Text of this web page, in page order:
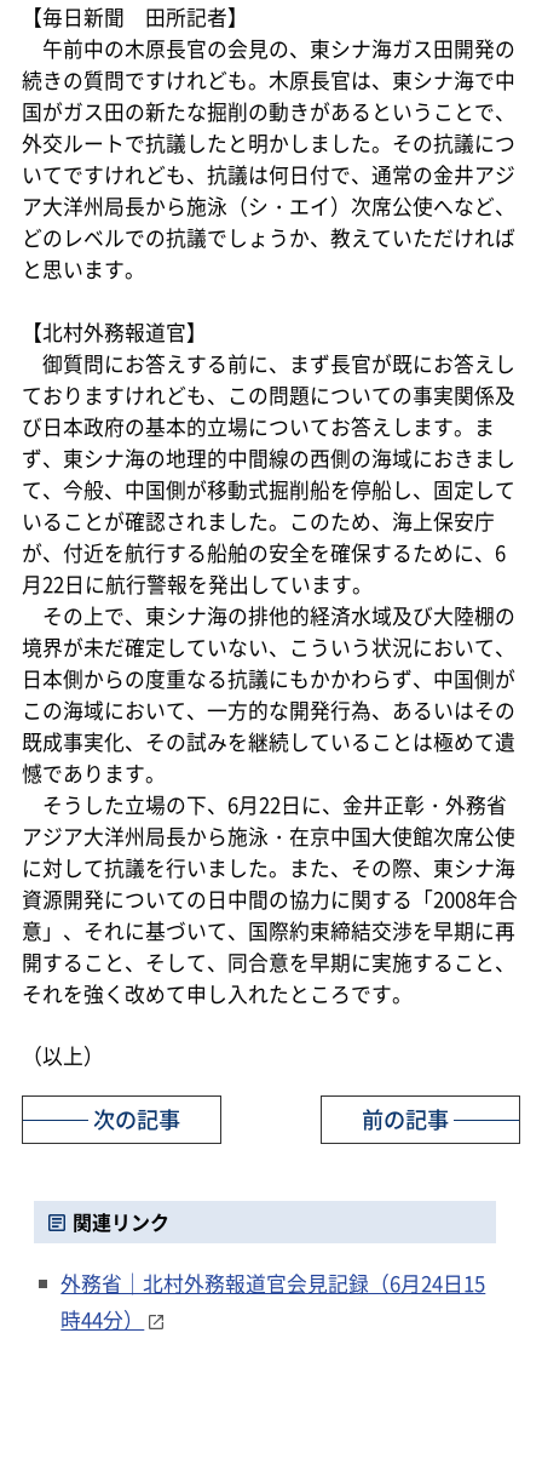
【毎日新聞 田所記者】
午前中の木原長官の会見の、東シナ海ガス田開発の
続きの質問ですけれども。木原長官は、東シナ海で中
国がガス田の新たな掘削の動きがあるということで、
外交ルートで抗議したと明かしました。その抗議につ
いてですけれども、抗議は何日付で、通常の金井アジ
ア大洋州局長から施泳（シ・エイ）次席公使へなど、
どのレベルでの抗議でしょうか、教えていただければ
と思います。
【北村外務報道官】
御質問にお答えする前に、まず長官が既にお答えし
ておりますけれども、この問題についての事実関係及
び日本政府の基本的立場についてお答えします。ま
ず、東シナ海の地理的中間線の西側の海域におきまし
て、今般、中国側が移動式掘削船を停船し、固定して
いることが確認されました。このため、海上保安庁
が、付近を航行する船舶の安全を確保するために、6
月22日に航行警報を発出しています。
その上で、東シナ海の排他的経済水域及び大陸棚の
境界が未だ確定していない、こういう状況において、
日本側からの度重なる抗議にもかかわらず、中国側が
この海域において、一方的な開発行為、あるいはその
既成事実化、その試みを継続していることは極めて遺
憾であります。
そうした立場の下、6月22日に、金井正彰・外務省
アジア大洋州局長から施泳・在京中国大使館次席公使
に対して抗議を行いました。また、その際、東シナ海
資源開発についての日中間の協力に関する「2008年合
意」、それに基づいて、国際約束締結交渉を早期に再
開すること、そして、同合意を早期に実施すること、
それを強く改めて申し入れたところです。
（以上）
前の記事
次の記事
関連リンク
外務省｜北村外務報道官会見記録（6月24日15
時44分）